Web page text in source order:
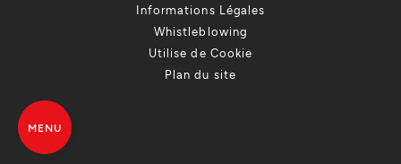
Informations Légales
Whistleblowing
Utilise de Cookie
Plan du site
MENU